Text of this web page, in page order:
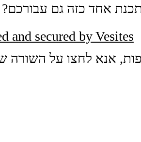
אחד כזה גם
and secured by Vesites